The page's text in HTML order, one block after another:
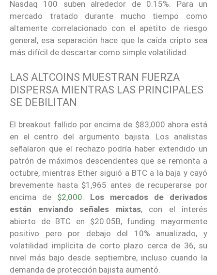
Nasdaq 100 suben alrededor de 0.15%. Para un
mercado tratado durante mucho tiempo como
altamente correlacionado con el apetito de riesgo
general, esa separación hace que la caída cripto sea
más difícil de descartar como simple volatilidad.
LAS ALTCOINS MUESTRAN FUERZA
DISPERSA MIENTRAS LAS PRINCIPALES
SE DEBILITAN
El breakout fallido por encima de $83,000 ahora está
en el centro del argumento bajista. Los analistas
señalaron que el rechazo podría haber extendido un
patrón de máximos descendentes que se remonta a
octubre, mientras Ether siguió a BTC a la baja y cayó
brevemente hasta $1,965 antes de recuperarse por
encima de $2,000
Los mercados de derivados
están enviando señales mixtas, con el interés
abierto de BTC en $20.05B, funding mayormente
positivo pero por debajo del 10% anualizado, y
volatilidad implícita de corto plazo cerca de 36, su
nivel más bajo desde septiembre, incluso cuando la
demanda de protección bajista aumentó.